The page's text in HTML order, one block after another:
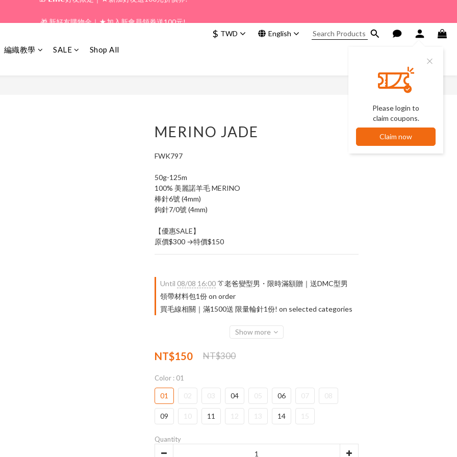
$ TWD English
Please login to
claim coupons.
Claim now
編織教學 SALE Shop All
MERINO JADE
FWK797
50g-125m
100% 美麗諾羊毛 MERINO
棒針6號 (4mm)
鉤針7/0號 (4mm)
【優惠SALE】
原價$300 →特價$150
Until 08/08 16:00 👔老爸變型男・限時滿額贈｜送DMC型男
領帶材料包1份 on order
買毛線相關｜滿1500送 限量輪針1份! on selected categories
Show more
NT$150 NT$300
Color : 01
01 02 03 04 05 06 07 08
09 10 11 12 13 14 15
Quantity